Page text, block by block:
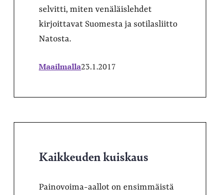
selvitti, miten venäläislehdet
kirjoittavat Suomesta ja sotilasliitto
Natosta.
Maailmalla23.1.2017
Kaikkeuden kuiskaus
Painovoima-aallot on ensimmäistä